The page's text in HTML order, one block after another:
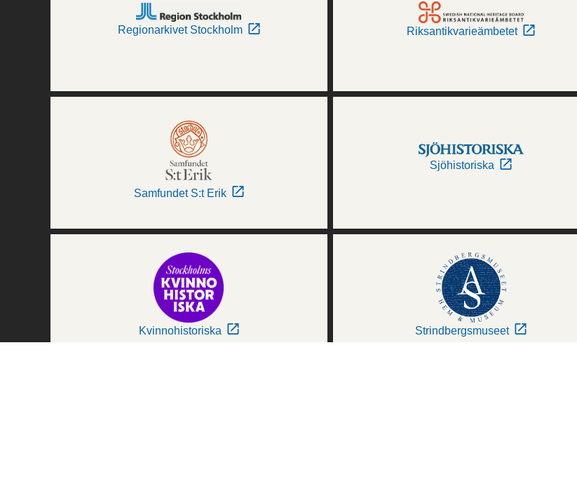
Regionarkivet Stockholm Riksantikvarieämbetet
Samfundet S:t Erik
Sjöhistoriska
Kvinnohistoriska Strindbergsmuseet